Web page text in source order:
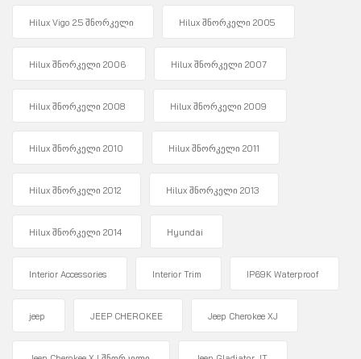
Hilux Vigo 2.5 შნორკელი Hilux შნორკელი 2005
Hilux შნორკელი 2006 Hilux შნორკელი 2007
Hilux შნორკელი 2008 Hilux შნორკელი 2009
Hilux შნორკელი 2010 Hilux შნორკელი 2011
Hilux შნორკელი 2012 Hilux შნორკელი 2013
Hilux შნორკელი 2014 Hyundai
Interior Accessories Interior Trim IP69K Waterproof
jeep JEEP CHEROKEE Jeep Cherokee XJ